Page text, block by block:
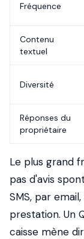
Fréquence
Contenu
textuel
Diversité
Réponses du
propriétaire
Le plus grand
pas d'avis
SMS, par
prestation. Un
caisse mène